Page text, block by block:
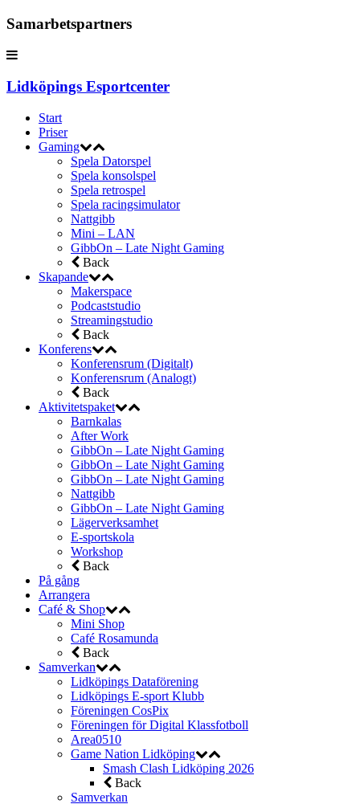
Samarbetspartners
Lidköpings Esportcenter
Start
Priser
Gaming
Spela Datorspel
Spela konsolspel
Spela retrospel
Spela racingsimulator
Nattgibb
Mini – LAN
GibbOn – Late Night Gaming
Back
Skapande
Makerspace
Podcaststudio
Streamingstudio
Back
Konferens
Konferensrum (Digitalt)
Konferensrum (Analogt)
Back
Aktivitetspaket
Barnkalas
After Work
GibbOn – Late Night Gaming
GibbOn – Late Night Gaming
GibbOn – Late Night Gaming
Nattgibb
GibbOn – Late Night Gaming
Lägerverksamhet
E-sportskola
Workshop
Back
På gång
Arrangera
Café & Shop
Mini Shop
Café Rosamunda
Back
Samverkan
Lidköpings Dataförening
Lidköpings E-sport Klubb
Föreningen CosPix
Föreningen för Digital Klassfotboll
Area0510
Game Nation Lidköping
Smash Clash Lidköping 2026
Back
Samverkan